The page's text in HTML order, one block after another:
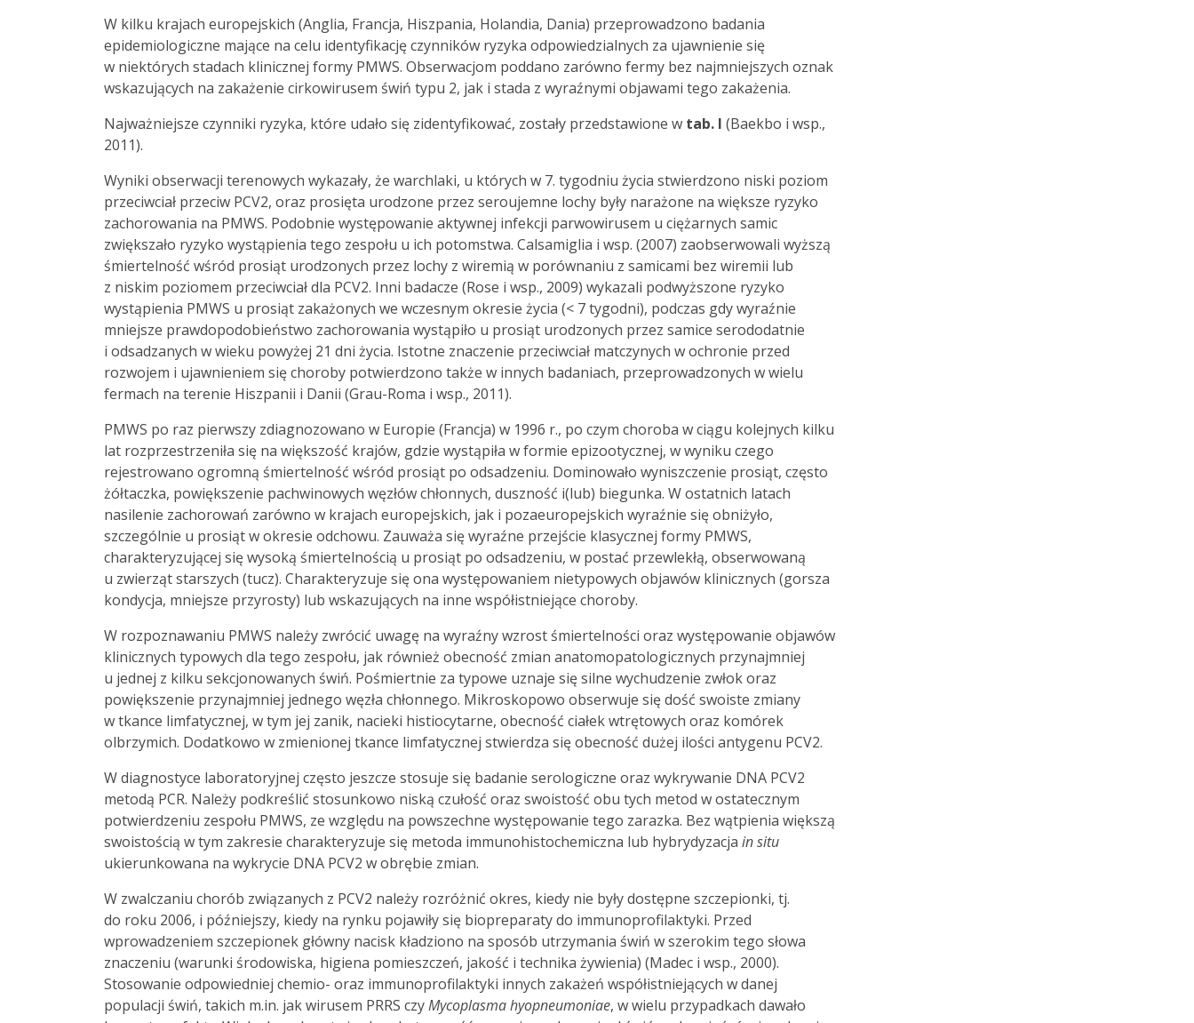
W kilku krajach europejskich (Anglia, Francja, Hiszpania, Holandia, Dania) przeprowadzono badania
epidemiologiczne mające na celu identyfikację czynników ryzyka odpowiedzialnych za ujawnienie się
w niektórych stadach klinicznej formy PMWS. Obserwacjom poddano zarówno fermy bez najmniejszych oznak
wskazujących na zakażenie cirkowirusem świń typu 2, jak i stada z wyraźnymi objawami tego zakażenia.
Najważniejsze czynniki ryzyka, które udało się zidentyfikować, zostały przedstawione w tab. I (Baekbo i wsp.,
2011).
Wyniki obserwacji terenowych wykazały, że warchlaki, u których w 7. tygodniu życia stwierdzono niski poziom
przeciwciał przeciw PCV2, oraz prosięta urodzone przez seroujemne lochy były narażone na większe ryzyko
zachorowania na PMWS. Podobnie występowanie aktywnej infekcji parwowirusem u ciężarnych samic
zwiększało ryzyko wystąpienia tego zespołu u ich potomstwa. Calsamiglia i wsp. (2007) zaobserwowali wyższą
śmiertelność wśród prosiąt urodzonych przez lochy z wiremią w porównaniu z samicami bez wiremii lub
z niskim poziomem przeciwciał dla PCV2. Inni badacze (Rose i wsp., 2009) wykazali podwyższone ryzyko
wystąpienia PMWS u prosiąt zakażonych we wczesnym okresie życia (< 7 tygodni), podczas gdy wyraźnie
mniejsze prawdopodobieństwo zachorowania wystąpiło u prosiąt urodzonych przez samice serododatnie
i odsadzanych w wieku powyżej 21 dni życia. Istotne znaczenie przeciwciał matczynych w ochronie przed
rozwojem i ujawnieniem się choroby potwierdzono także w innych badaniach, przeprowadzonych w wielu
fermach na terenie Hiszpanii i Danii (Grau-Roma i wsp., 2011).
PMWS po raz pierwszy zdiagnozowano w Europie (Francja) w 1996 r., po czym choroba w ciągu kolejnych kilku
lat rozprzestrzeniła się na większość krajów, gdzie wystąpiła w formie epizootycznej, w wyniku czego
rejestrowano ogromną śmiertelność wśród prosiąt po odsadzeniu. Dominowało wyniszczenie prosiąt, często
żółtaczka, powiększenie pachwinowych węzłów chłonnych, duszność i(lub) biegunka. W ostatnich latach
nasilenie zachorowań zarówno w krajach europejskich, jak i pozaeuropejskich wyraźnie się obniżyło,
szczególnie u prosiąt w okresie odchowu. Zauważa się wyraźne przejście klasycznej formy PMWS,
charakteryzującej się wysoką śmiertelnością u prosiąt po odsadzeniu, w postać przewlekłą, obserwowaną
u zwierząt starszych (tucz). Charakteryzuje się ona występowaniem nietypowych objawów klinicznych (gorsza
kondycja, mniejsze przyrosty) lub wskazujących na inne współistniejące choroby.
W rozpoznawaniu PMWS należy zwrócić uwagę na wyraźny wzrost śmiertelności oraz występowanie objawów
klinicznych typowych dla tego zespołu, jak również obecność zmian anatomopatologicznych przynajmniej
u jednej z kilku sekcjonowanych świń. Pośmiertnie za typowe uznaje się silne wychudzenie zwłok oraz
powiększenie przynajmniej jednego węzła chłonnego. Mikroskopowo obserwuje się dość swoiste zmiany
w tkance limfatycznej, w tym jej zanik, nacieki histiocytarne, obecność ciałek wtrętowych oraz komórek
olbrzymich. Dodatkowo w zmienionej tkance limfatycznej stwierdza się obecność dużej ilości antygenu PCV2.
W diagnostyce laboratoryjnej często jeszcze stosuje się badanie serologiczne oraz wykrywanie DNA PCV2
metodą PCR. Należy podkreślić stosunkowo niską czułość oraz swoistość obu tych metod w ostatecznym
potwierdzeniu zespołu PMWS, ze względu na powszechne występowanie tego zarazka. Bez wątpienia większą
swoistością w tym zakresie charakteryzuje się metoda immunohistochemiczna lub hybrydyzacja in situ
ukierunkowana na wykrycie DNA PCV2 w obrębie zmian.
W zwalczaniu chorób związanych z PCV2 należy rozróżnić okres, kiedy nie były dostępne szczepionki, tj.
do roku 2006, i późniejszy, kiedy na rynku pojawiły się biopreparaty do immunoprofilaktyki. Przed
wprowadzeniem szczepionek główny nacisk kładziono na sposób utrzymania świń w szerokim tego słowa
znaczeniu (warunki środowiska, higiena pomieszczeń, jakość i technika żywienia) (Madec i wsp., 2000).
Stosowanie odpowiedniej chemio- oraz immunoprofilaktyki innych zakażeń współistniejących w danej
populacji świń, takich m.in. jak wirusem PRRS czyMycoplasma hyopneumoniae, w wielu przypadkach dawało